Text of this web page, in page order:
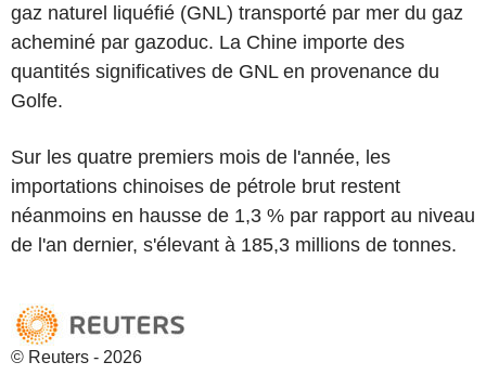
gaz naturel liquéfié (GNL) transporté par mer du gaz
acheminé par gazoduc. La Chine importe des
quantités significatives de GNL en provenance du
Golfe.
Sur les quatre premiers mois de l'année, les
importations chinoises de pétrole brut restent
néanmoins en hausse de 1,3 % par rapport au niveau
de l'an dernier, s'élevant à 185,3 millions de tonnes.
© Reuters - 2026